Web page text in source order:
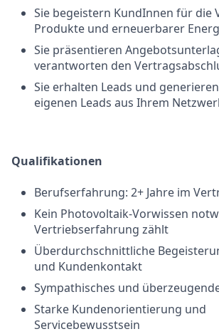
Sie begeistern KundInnen für die
Produkte und erneuerbarer
Sie präsentieren
verantworten den
Sie erhalten Leads und
eigenen Leads aus Ihrem
Qualifikationen
Berufserfahrung: 2+ Jahre im
Kein Photovoltaik-Vorwissen
Vertriebserfahrung zählt
Überdurchschnittliche
und Kundenkontakt
Sympathisches und
Starke Kundenorientierung und
Servicebewusstsein